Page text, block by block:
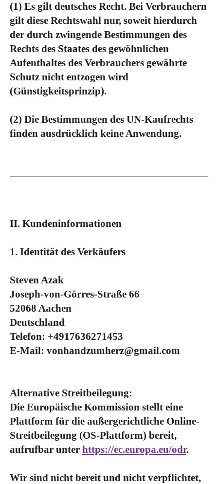
(1) Es gilt deutsches Recht. Bei Verbrauchern
gilt diese Rechtswahl nur, soweit hierdurch
der durch zwingende Bestimmungen des
Rechts des Staates des gewöhnlichen
Aufenthaltes des Verbrauchers gewährte
Schutz nicht entzogen wird
(Günstigkeitsprinzip).
(2) Die Bestimmungen des UN-Kaufrechts
finden ausdrücklich keine Anwendung.
II. Kundeninformationen
1. Identität des Verkäufers
Steven Azak
Joseph-von-Görres-Straße 66
52068 Aachen
Deutschland
Telefon: +4917636271453
E-Mail: vonhandzumherz@gmail.com
Alternative Streitbeilegung:
Die Europäische Kommission stellt eine
Plattform für die außergerichtliche Online-
Streitbeilegung (OS-Plattform) bereit,
aufrufbar unter https://ec.europa.eu/odr.
Wir sind nicht bereit und nicht verpflichtet,